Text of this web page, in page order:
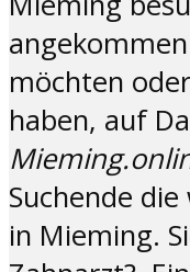
möchten
haben, auf
Suchende
in Mieming.